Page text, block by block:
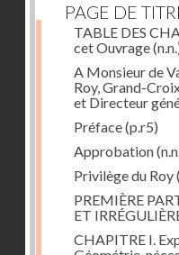
PAGE DE
TABLE DES
cet Ouvrage
A Monsieur de
Roy, Grand-
et Directeur
Préface(p.r5)
Approbation
Privilège du Roy
PREMIÈRE
ET
CHAPITRE I.